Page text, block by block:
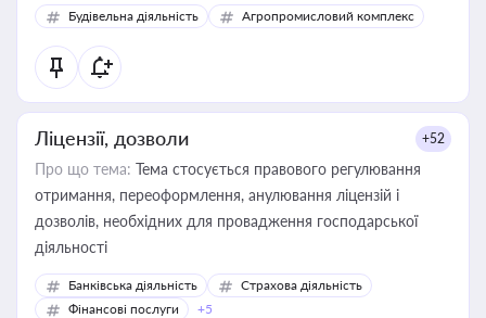
Будівельна діяльність Агропромисловий комплекс
Ліцензії, дозволи +52
Про що тема: Тема стосується правового регулювання
отримання, переоформлення, анулювання ліцензій і
дозволів, необхідних для провадження господарської
діяльності
Банківська діяльність
Страхова діяльність
Фінансові послуги
+5